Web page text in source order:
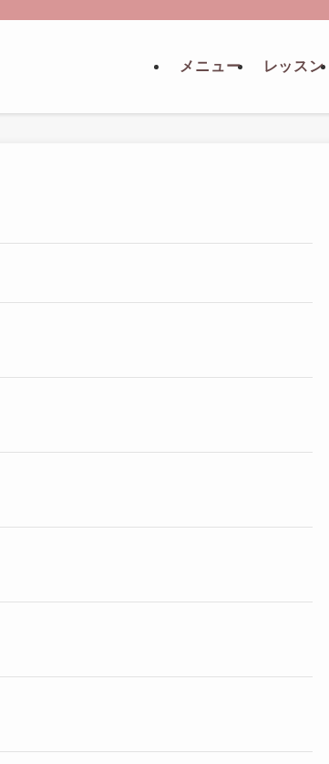
メニュー レッスン